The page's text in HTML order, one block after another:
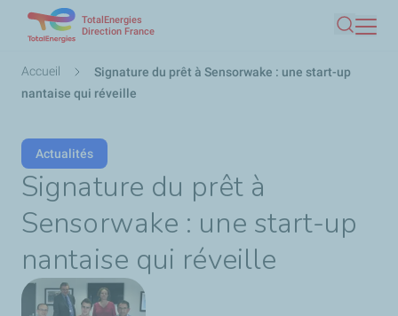
contenu
TotalEnergies
Direction France
Fil
d'Ariane
Accueil
Signature du prêt à Sensorwake : une start-up
nantaise qui réveille
Actualités
Signature du prêt à
Sensorwake : une start-up
nantaise qui réveille